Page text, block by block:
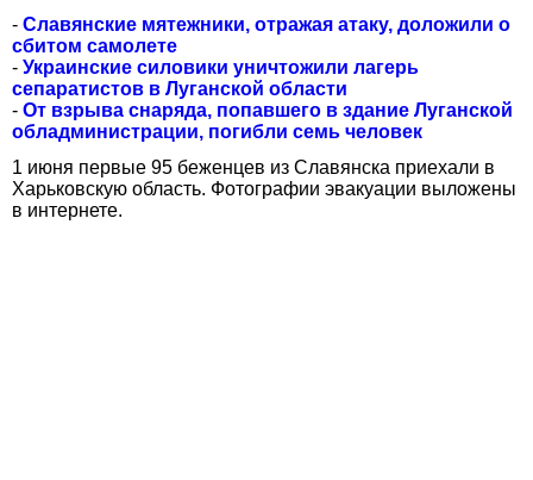
- Славянские мятежники, отражая атаку, доложили о
сбитом самолете
- Украинские силовики уничтожили лагерь
сепаратистов в Луганской области
- От взрыва снаряда, попавшего в здание Луганской
обладминистрации, погибли семь человек
1 июня первые 95 беженцев из Славянска приехали в
Харьковскую область. Фотографии эвакуации выложены
в интернете.